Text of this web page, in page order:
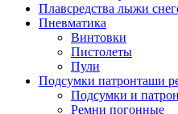
Плавсредства лыжи
Пневматика
Винтовки
Пистолеты
Пули
Подсумки патронташи
Подсумки и
Ремни погонные